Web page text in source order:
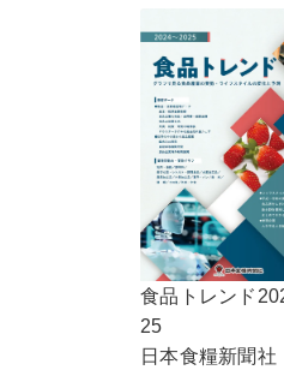
食品トレンド
25
日本食糧新聞社